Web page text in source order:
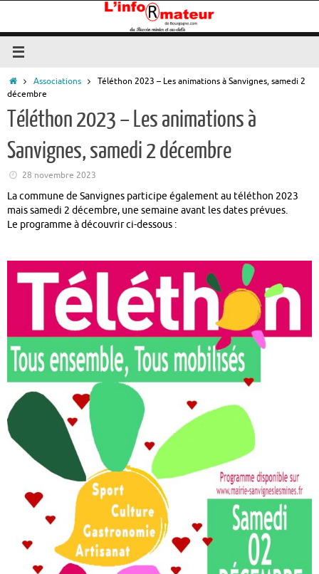
contenu
Accueil
Associations
Téléthon 2023 – Les animations à Sanvignes, samedi 2
décembre
Téléthon 2023 – Les animations à
Sanvignes, samedi 2 décembre
28 novembre 2023
La commune de Sanvignes participe également au téléthon 2023
mais samedi 2 décembre, une semaine avant les dates prévues.
Le programme à découvrir ci-dessous :